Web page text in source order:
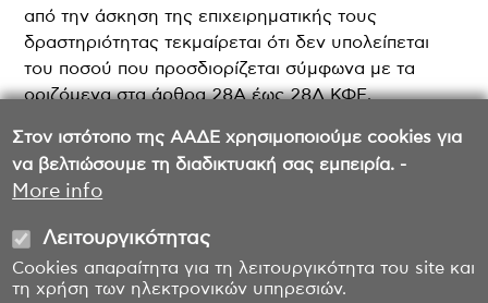
Στον ιστότοπο της ΑΑΔΕ χρησιμοποιούμε cookies για
να βελτιώσουμε τη διαδικτυακή σας εμπειρία. -
More info
Λειτουργικότητας
Cookies απαραίτητα για τη λειτουργικότητα του site και
τη χρήση των ηλεκτρονικών υπηρεσιών.
από την άσκηση της επιχειρηματικής τους
δραστηριότητας τεκμαίρεται ότι δεν υπολείπεται
του ποσού που προσδιορίζεται σύμφωνα με τα
οριζόμενα στα άρθρα 28Α έως 28Δ ΚΦΕ.
Τελευταία ενημέρωση: 12/05/2025